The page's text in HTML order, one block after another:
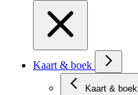
Kaart & boek
Kaart & boek